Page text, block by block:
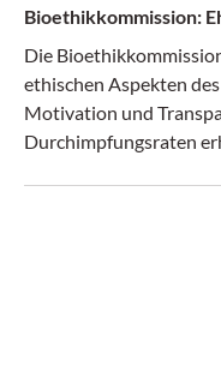
Bioethikkommission:
Die
ethischen Aspekten
Motivation und
Durchimpfungsraten